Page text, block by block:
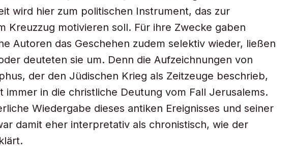
wird hier zum politischen Instrument, das zur
Kreuzzug motivieren soll. Für ihre Zwecke gaben
Autoren das Geschehen zudem selektiv wieder, ließen
deuteten sie um. Denn die Aufzeichnungen von
der den Jüdischen Krieg als Zeitzeuge beschrieb,
immer in die christliche Deutung vom Fall Jerusalems.
Wiedergabe dieses antiken Ereignisses und seiner
damit eher interpretativ als chronistisch, wie der